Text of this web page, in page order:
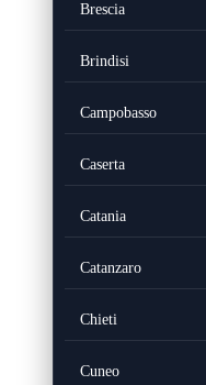
Brescia
Brindisi
Campobasso
Caserta
Catania
Catanzaro
Chieti
Cuneo